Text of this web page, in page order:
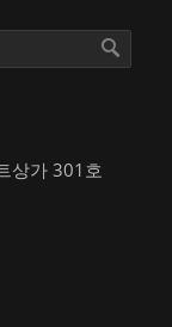
상가 301호